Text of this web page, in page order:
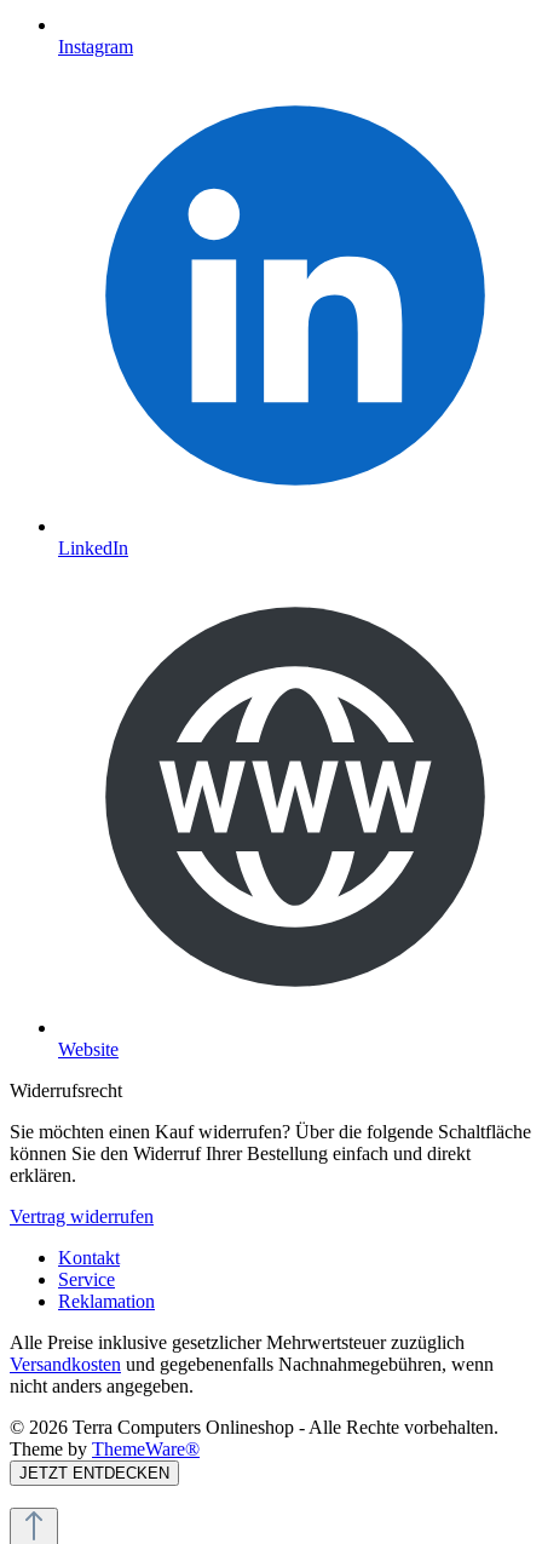
können Sie den Widerruf Ihrer Bestellung einfach und direkt
erklären.
Service
Reklamation
Versandkostenund gegebenenfalls Nachnahmegebühren, wenn
nicht anders angegeben.
Theme byThemeWare®
JETZT ENTDECKEN